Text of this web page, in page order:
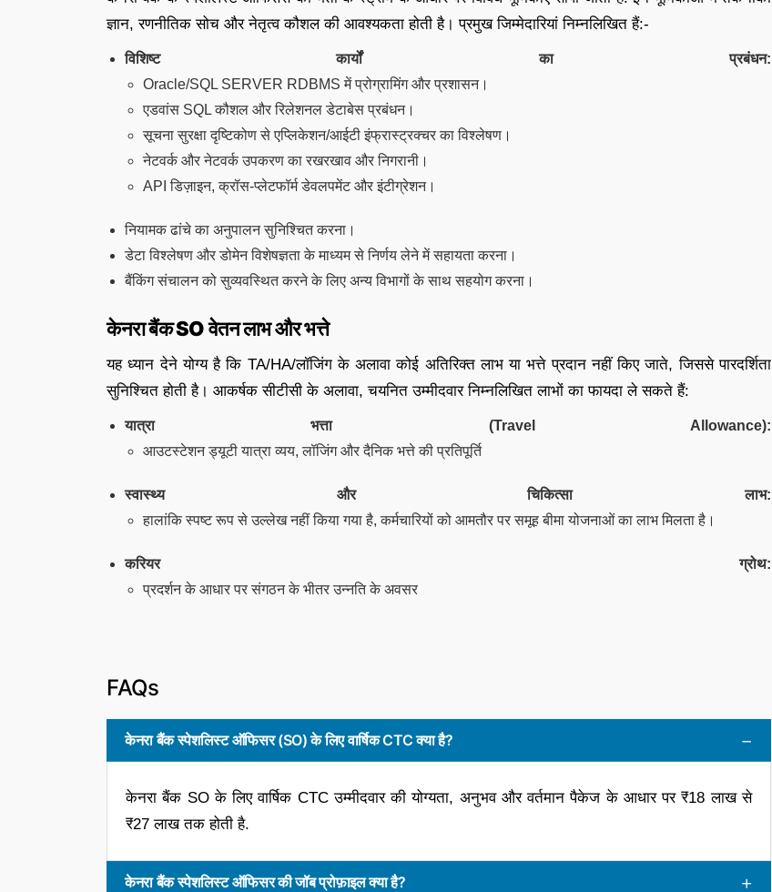
ज्ञान, रणनीतिक सोच और नेतृत्व कौशल की आवश्यकता होती है। प्रमुख जिम्मेदारियां निम्नलिखित हैं:-
विशिष्ट कार्यों का प्रबंधन:
Oracle/SQL SERVER RDBMS में प्रोग्रामिंग और प्रशासन।
एडवांस SQL कौशल और रिलेशनल डेटाबेस प्रबंधन।
सूचना सुरक्षा दृष्टिकोण से एप्लिकेशन/आईटी इंफ्रास्ट्रक्चर का विश्लेषण।
नेटवर्क और नेटवर्क उपकरण का रखरखाव और निगरानी।
API डिज़ाइन, क्रॉस-प्लेटफॉर्म डेवलपमेंट और इंटीग्रेशन।
नियामक ढांचे का अनुपालन सुनिश्चित करना।
डेटा विश्लेषण और डोमेन विशेषज्ञता के माध्यम से निर्णय लेने में सहायता करना।
बैंकिंग संचालन को सुव्यवस्थित करने के लिए अन्य विभागों के साथ सहयोग करना।
केनरा बैंक SO वेतन लाभ और भत्ते
यह ध्यान देने योग्य है कि TA/HA/लॉजिंग के अलावा कोई अतिरिक्त लाभ या भत्ते प्रदान नहीं किए जाते, जिससे पारदर्शिता
सुनिश्चित होती है। आकर्षक सीटीसी के अलावा, चयनित उम्मीदवार निम्नलिखित लाभों का फायदा ले सकते हैं:
यात्रा भत्ता (Travel Allowance):
आउटस्टेशन ड्यूटी यात्रा व्यय, लॉजिंग और दैनिक भत्ते की प्रतिपूर्ति
स्वास्थ्य और चिकित्सा लाभ:
हालांकि स्पष्ट रूप से उल्लेख नहीं किया गया है, कर्मचारियों को आमतौर पर समूह बीमा योजनाओं का लाभ मिलता है।
करियर ग्रोथ:
प्रदर्शन के आधार पर संगठन के भीतर उन्नति के अवसर
FAQs
केनरा बैंक स्पेशलिस्ट ऑफिसर (SO) के लिए वार्षिक CTC क्या है?
केनरा बैंक SO के लिए वार्षिक CTC उम्मीदवार की योग्यता, अनुभव और वर्तमान पैकेज के आधार पर ₹18 लाख से
₹27 लाख तक होती है.
केनरा बैंक स्पेशलिस्ट ऑफिसर की जॉब प्रोफ़ाइल क्या है?